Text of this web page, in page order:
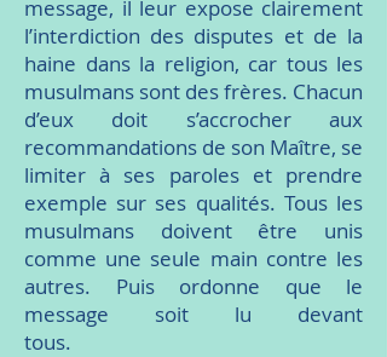
message, il leur expose clairement
l’interdiction des disputes et de la
haine dans la religion, car tous les
musulmans sont des frères. Chacun
d’eux doit s’accrocher aux
recommandations de son Maître, se
limiter à ses paroles et prendre
exemple sur ses qualités. Tous les
musulmans doivent être unis
comme une seule main contre les
autres. Puis ordonne que le
message soit lu devant
tous.